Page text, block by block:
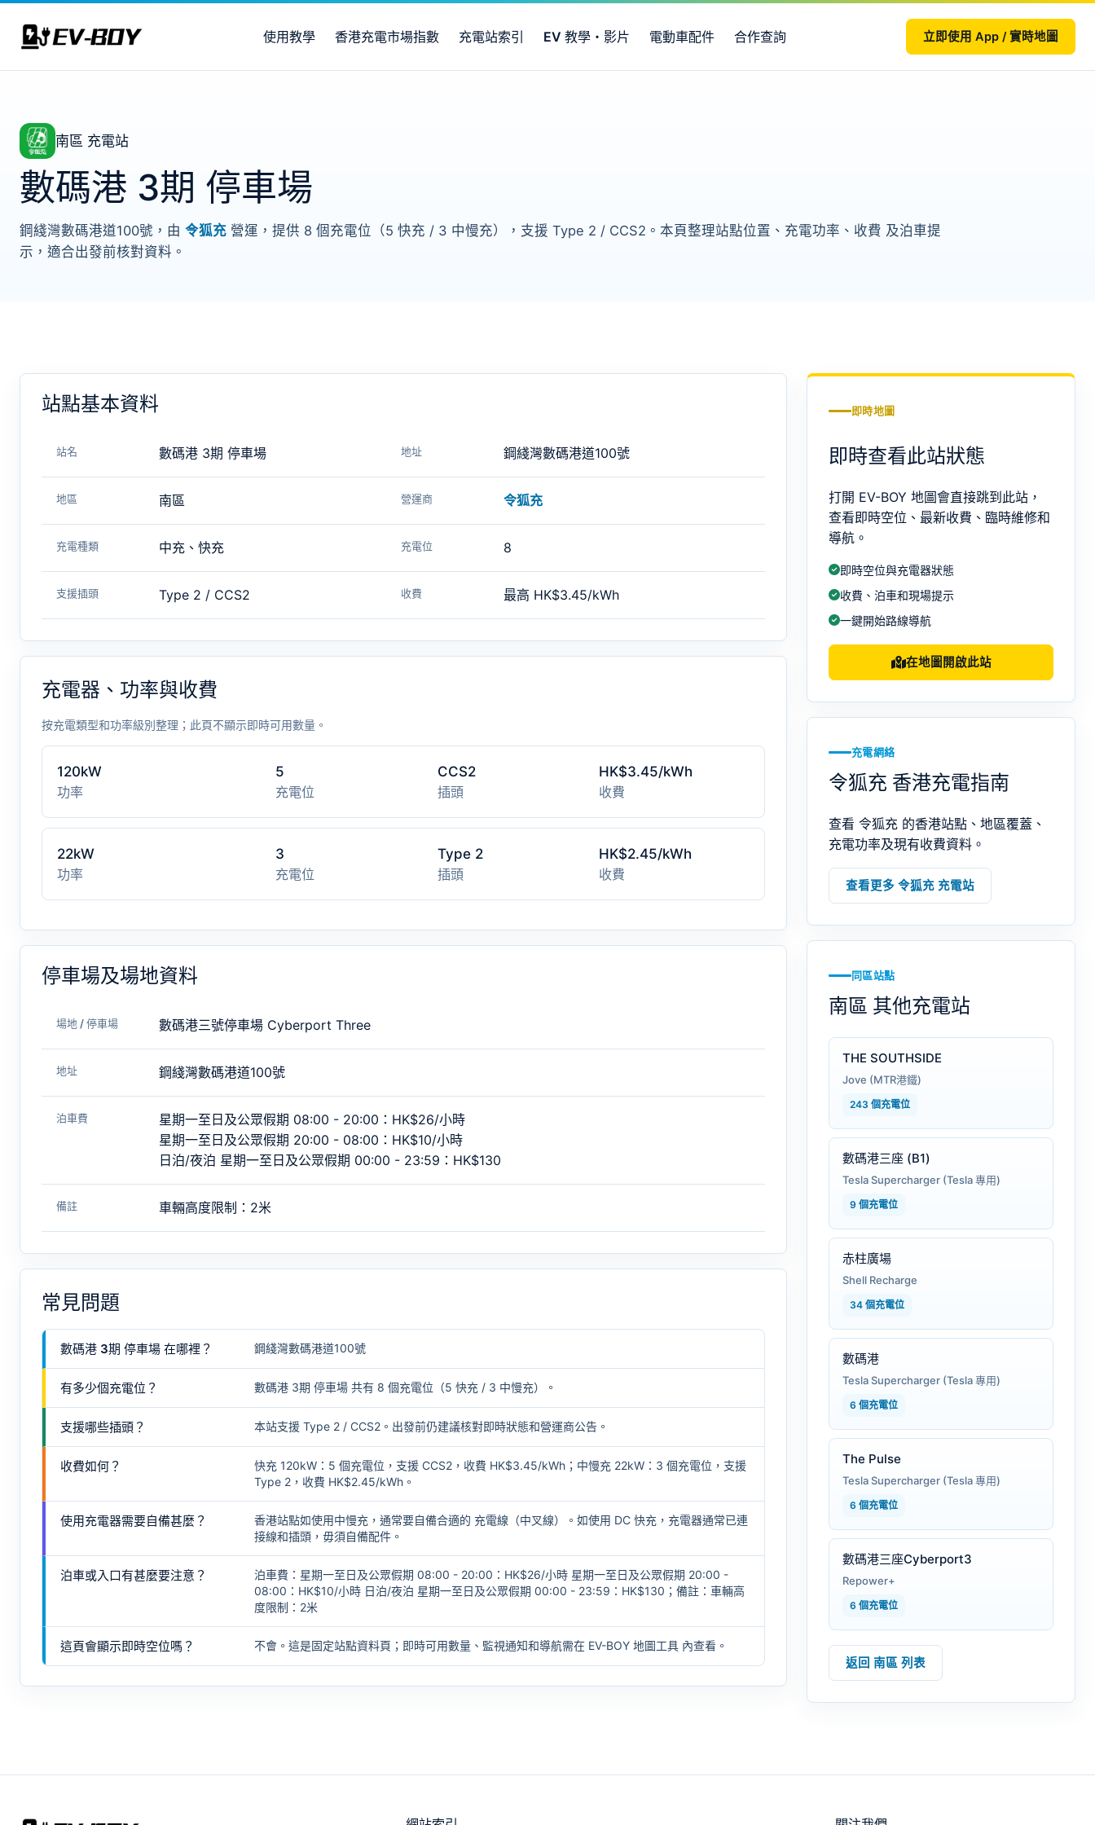
使用教學 香港充電市場指數 充電站索引 EV 教學・影片 電動車配件 合作查詢 立即使用 App / 實時地圖
南區 充電站
數碼港 3期 停車場
鋼綫灣數碼港道100號，由 令狐充 營運，提供 8 個充電位（5 快充 / 3 中慢充），支援 Type 2 / CCS2。本頁整理站點位置、充電功率、收費 及泊車提
示，適合出發前核對資料。
站點基本資料
站名 數碼港 3期 停車場 地址 鋼綫灣數碼港道100號
地區 南區 營運商 令狐充
充電種類 中充、快充 充電位 8
支援插頭 Type 2 / CCS2 收費 最高 HK$3.45/kWh
充電器、功率與收費
按充電類型和功率級別整理；此頁不顯示即時可用數量。
120kW
功率
5
充電位
CCS2
插頭
HK$3.45/kWh
收費
22kW
功率
3
充電位
Type 2
插頭
HK$2.45/kWh
收費
停車場及場地資料
場地 / 停車場 數碼港三號停車場 Cyberport Three
地址 鋼綫灣數碼港道100號
泊車費
星期一至日及公眾假期 08:00 - 20:00：HK$26/小時
星期一至日及公眾假期 20:00 - 08:00：HK$10/小時
日泊/夜泊 星期一至日及公眾假期 00:00 - 23:59：HK$130
備註 車輛高度限制：2米
常見問題
數碼港 3期 停車場 在哪裡？ 鋼綫灣數碼港道100號
有多少個充電位？ 數碼港 3期 停車場 共有 8 個充電位（5 快充 / 3 中慢充）。
支援哪些插頭？ 本站支援 Type 2 / CCS2。出發前仍建議核對即時狀態和營運商公告。
收費如何？
快充 120kW：5 個充電位，支援 CCS2，收費 HK$3.45/kWh；中慢充 22kW：3 個充電位，支援
Type 2，收費 HK$2.45/kWh。
使用充電器需要自備甚麼？ 香港站點如使用中慢充，通常要自備合適的 充電線（中叉線）
。如使用 DC 快充，充電器通常已連
接線和插頭，毋須自備配件。
泊車或入口有甚麼要注意？
泊車費：星期一至日及公眾假期 08:00 - 20:00：HK$26/小時 星期一至日及公眾假期 20:00 -
08:00：HK$10/小時 日泊/夜泊 星期一至日及公眾假期 00:00 - 23:59：HK$130；備註：車輛高
度限制：2米
這頁會顯示即時空位嗎？ 不會。這是固定站點資料頁；即時可用數量、監視通知和導航需在 EV-BOY 地圖工具 內查看。
即時地圖
即時查看此站狀態
打開 EV-BOY 地圖會直接跳到此站，
查看即時空位、最新收費、臨時維修和
導航。
即時空位與充電器狀態
收費、泊車和現場提示
一鍵開始路線導航
在地圖開啟此站
充電網絡
令狐充 香港充電指南
查看 令狐充 的香港站點、地區覆蓋、
充電功率及現有收費資料。
查看更多 令狐充 充電站
同區站點
南區 其他充電站
THE SOUTHSIDE
Jove (MTR港鐵)
243 個充電位
數碼港三座 (B1)
Tesla Supercharger (Tesla 專用)
9 個充電位
赤柱廣場
Shell Recharge
34 個充電位
數碼港
Tesla Supercharger (Tesla 專用)
6 個充電位
The Pulse
Tesla Supercharger (Tesla 專用)
6 個充電位
數碼港三座Cyberport3
Repower+
6 個充電位
返回 南區 列表